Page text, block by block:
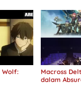
Wolf:
Macross
dalam